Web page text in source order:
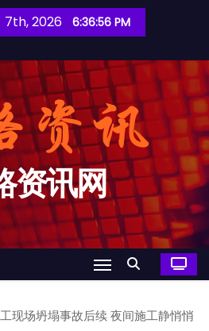
7th, 2026 6:36:57 PM
资讯网
现场坍塌事故后续 夜间施工静悄悄